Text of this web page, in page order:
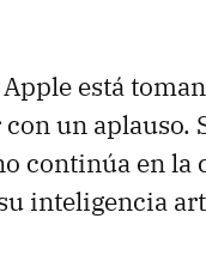
está
un aplauso.
continúa en la
inteligencia